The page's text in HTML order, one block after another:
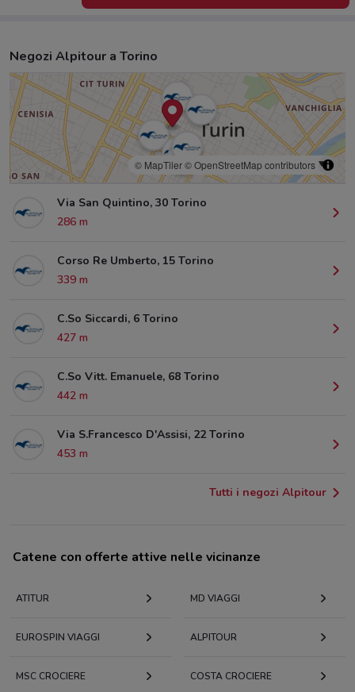
Negozi Alpitour a Torino
© MapTiler© OpenStreetMap contributors
Via San Quintino, 30 Torino
286 m
Corso Re Umberto, 15 Torino
339 m
C.So Siccardi, 6 Torino
427 m
C.So Vitt. Emanuele, 68 Torino
442 m
Via S.Francesco D'Assisi, 22 Torino
453 m
Tutti i negozi Alpitour
Catene con offerte attive nelle vicinanze
ATITUR MD VIAGGI
EUROSPIN VIAGGI ALPITOUR
MSC CROCIERE COSTA CROCIERE